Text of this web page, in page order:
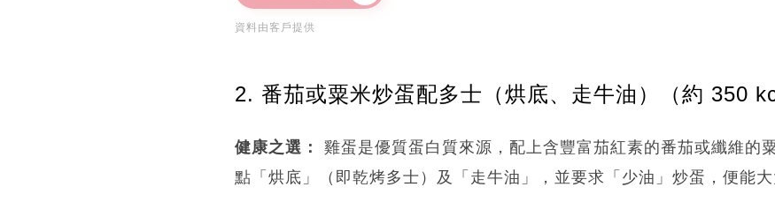
資料由客戶提供
2. 番茄或粟米炒蛋配多士（烘底、走牛油）（約 350
健康之選：
雞蛋是優質蛋白質來源，配上含豐富茄紅素的番茄或纖維的
點「烘底」（即乾烤多士）及「走牛油」，並要求「少油」炒蛋，便能大